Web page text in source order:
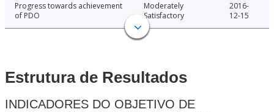
Progress towards achievement
of PDO
Moderately
Satisfactory
2016-
12-15
Estrutura de Resultados
INDICADORES DO OBJETIVO DE